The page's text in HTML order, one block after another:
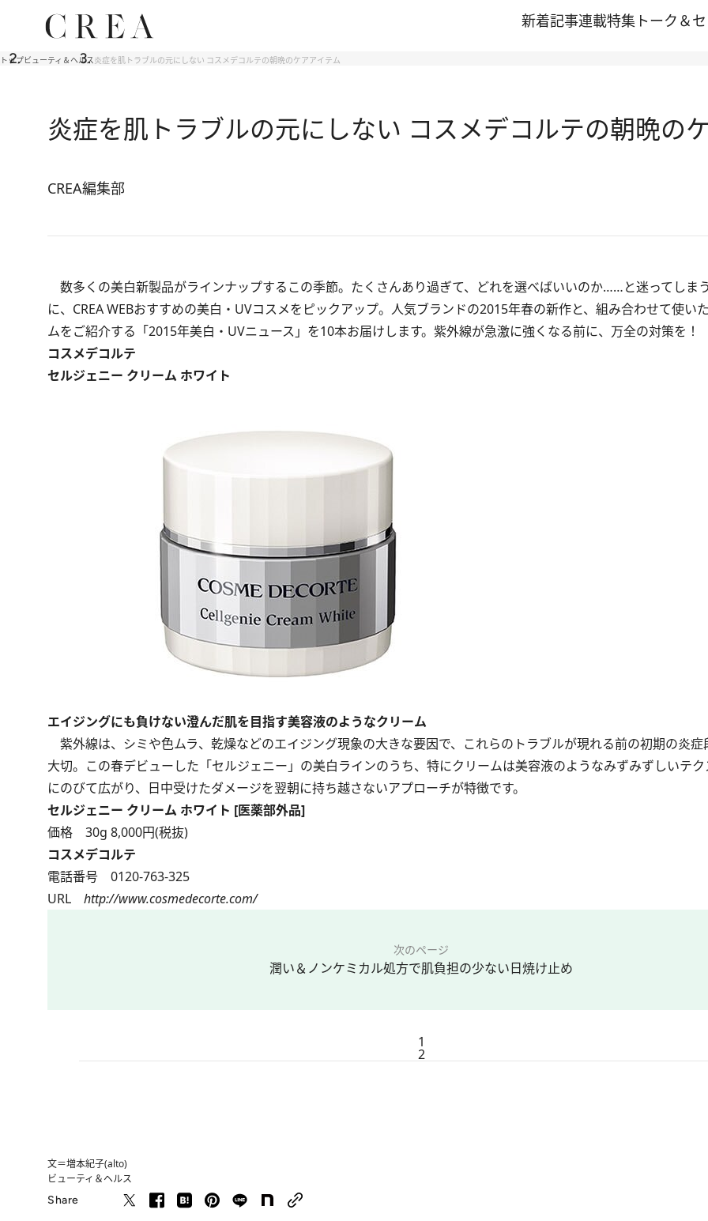
新着記事連載特集 トーク＆
トップビューティ＆ヘルス炎症を肌トラブルの元にしない コスメデコルテの朝晩のケアアイテム
炎症を肌トラブルの元にしない コスメデコルテの朝晩の
CREA編集部
数多くの美白新製品がラインナップするこの季節。たくさんあり過ぎて、どれを選べばいいのか……と迷ってしま
に、CREA WEBおすすめの美白・UVコスメをピックアップ。人気ブランドの2015年春の新作と、組み合わせて使い
ムをご紹介する「2015年美白・UVニュース」を10本お届けします。紫外線が急激に強くなる前に、万全の対策を！
コスメデコルテ
セルジェニー クリーム ホワイト
エイジングにも負けない澄んだ肌を目指す美容液のようなクリーム
紫外線は、シミや色ムラ、乾燥などのエイジング現象の大きな要因で、これらのトラブルが現れる前の初期の炎症
大切。この春デビューした「セルジェニー」の美白ラインのうち、特にクリームは美容液のようなみずみずしいテ
にのびて広がり、日中受けたダメージを翌朝に持ち越さないアプローチが特徴です。
セルジェニー クリーム ホワイト [医薬部外品]
価格 30g 8,000円(税抜)
コスメデコルテ
電話番号 0120-763-325
URL http://www.cosmedecorte.com/
次のページ
潤い＆ノンケミカル処方で肌負担の少ない日焼け止め
1
2
文＝増本紀子(alto)
ビューティ＆ヘルス
Share